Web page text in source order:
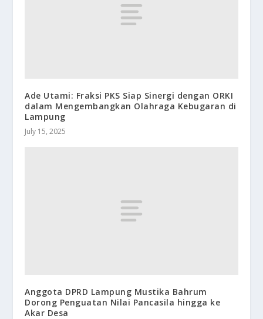
Ade Utami: Fraksi PKS Siap Sinergi dengan ORKI
dalam Mengembangkan Olahraga Kebugaran di
Lampung
July 15, 2025
Anggota DPRD Lampung Mustika Bahrum
Dorong Penguatan Nilai Pancasila hingga ke
Akar Desa